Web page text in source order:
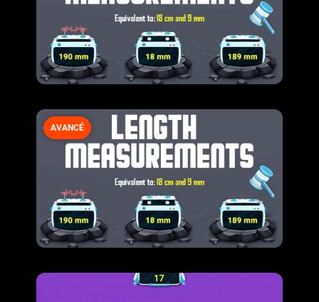
AVANCÉ